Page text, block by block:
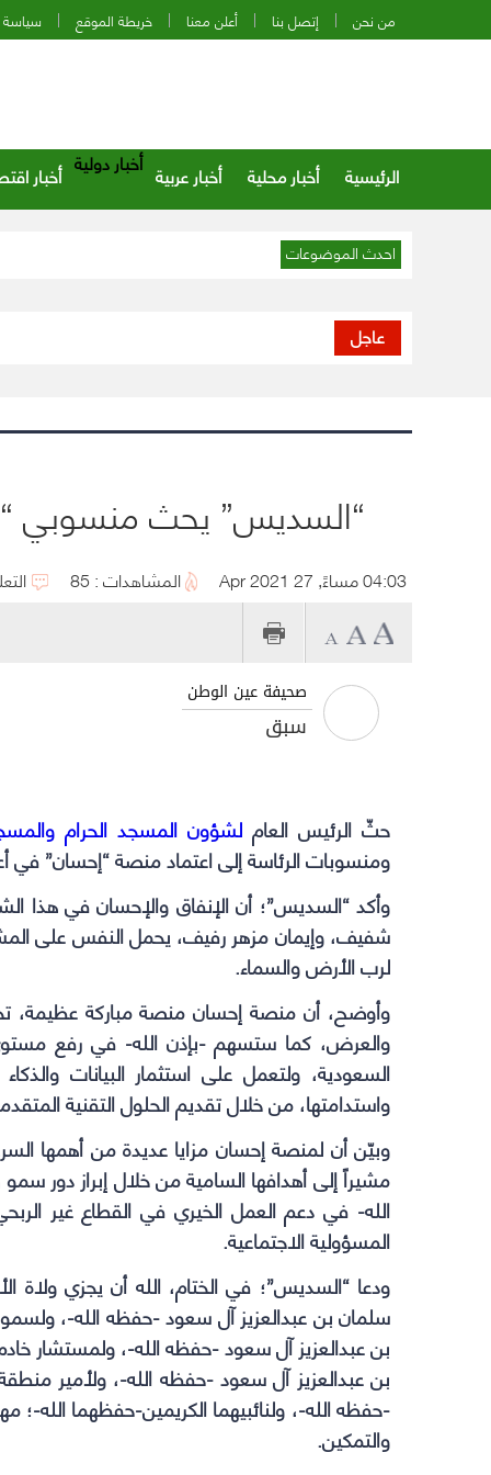
من نحن إتصل بنا أعلن معنا خريطة الموقع
الرئيسية أخبار محلية أخبار عربية أخبار دولية أخبار
احدث الموضوعات
عاجل
“السديس” يحث منسوبي
04:03 مساءً, 27 Apr 2021 المشاهدات : 85
صحيفة عين الوطن
سبق
حثّ الرئيس العام لشؤون المسجد الحرام
ومنسوبات الرئاسة إلى اعتماد منصة “إحسان” في
وأكد “السديس”؛ أن الإنفاق والإحسان في هذا
شفيف، وإيمان مزهر رفيف، يحمل النفس على
لرب الأرض والسماء.
وأوضح، أن منصة إحسان منصة مباركة عظيمة،
والعرض، كما ستسهم -بإذن الله- في رفع مستوى
السعودية، ولتعمل على استثمار البيانات
واستدامتها، من خلال تقديم الحلول التقنية
وبيّن أن لمنصة إحسان مزايا عديدة من أهمها
مشيراً إلى أهدافها السامية من خلال إبراز دور
الله- في دعم العمل الخيري في القطاع غير
المسؤولية الاجتماعية.
ودعا “السديس”؛ في الختام، الله أن يجزي ولاة
سلمان بن عبدالعزيز آل سعود -حفظه الله-،
بن عبدالعزيز آل سعود -حفظه الله-، ولمستشار
بن عبدالعزيز آل سعود -حفظه الله-، ولأمير
-حفظه الله-، ولنائبيهما الكريمين-حفظهما الله-؛
والتمكين.